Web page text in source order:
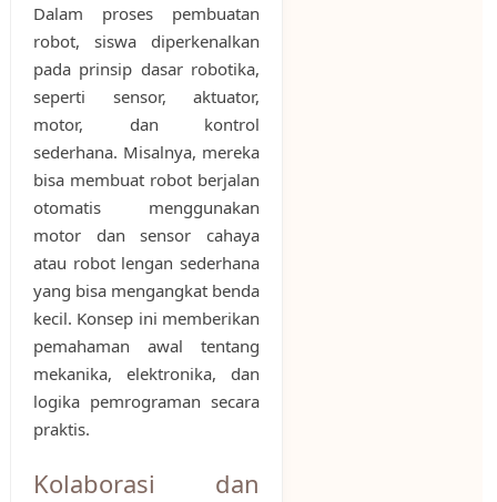
Dalam proses pembuatan
robot, siswa diperkenalkan
pada prinsip dasar robotika,
seperti sensor, aktuator,
motor, dan kontrol
sederhana. Misalnya, mereka
bisa membuat robot berjalan
otomatis menggunakan
motor dan sensor cahaya
atau robot lengan sederhana
yang bisa mengangkat benda
kecil. Konsep ini memberikan
pemahaman awal tentang
mekanika, elektronika, dan
logika pemrograman secara
praktis.
Kolaborasi dan